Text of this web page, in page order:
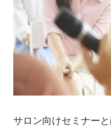
サロン向けセミナー